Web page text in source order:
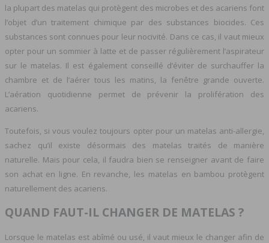
la plupart des matelas qui protègent des microbes et des acariens font
l’objet d’un traitement chimique par des substances biocides. Ces
substances sont connues pour leur nocivité. Dans ce cas, il vaut mieux
opter pour un sommier à latte et de passer régulièrement l’aspirateur
sur le matelas. Il est également conseillé d’éviter de surchauffer la
chambre et de l’aérer tous les matins, la fenêtre grande ouverte.
L’aération quotidienne permet de prévenir la prolifération des
acariens.
Toutefois, si vous voulez toujours opter pour un matelas anti-allergie,
sachez qu’il existe désormais des matelas traités de manière
naturelle. Mais pour cela, il faudra bien se renseigner avant de faire
son achat en ligne. En revanche, les matelas en bambou protègent
naturellement des acariens.
QUAND FAUT-IL CHANGER DE MATELAS ?
Lorsque le matelas est abîmé ou usé, il vaut mieux le changer afin de